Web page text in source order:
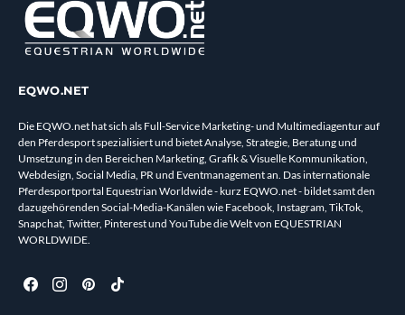
EQWO.NET
Die EQWO.net hat sich als Full-Service Marketing- und Multimediagentur auf
den Pferdesport spezialisiert und bietet Analyse, Strategie, Beratung und
Umsetzung in den Bereichen Marketing, Grafik & Visuelle Kommunikation,
Webdesign, Social Media, PR und Eventmanagement an. Das internationale
Pferdesportportal Equestrian Worldwide - kurz EQWO.net - bildet samt den
dazugehörenden Social-Media-Kanälen wie Facebook, Instagram, TikTok,
Snapchat, Twitter, Pinterest und YouTube die Welt von EQUESTRIAN
WORLDWIDE.